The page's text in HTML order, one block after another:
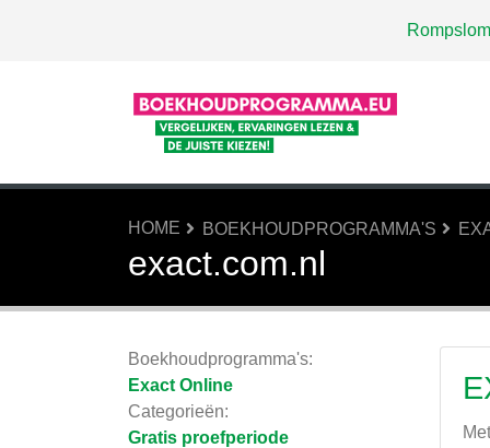
HOME BOEKHOUDPROGRAMMA'S
exact.com.nl
Boekhoudprogramma's:
Exact Online
Categorieën:
Gratis proefperiode